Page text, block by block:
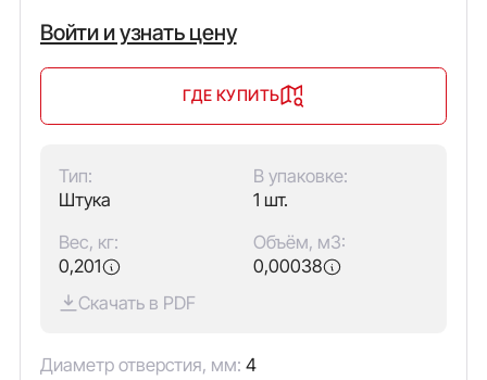
Войти и узнать цену
ГДЕ КУПИТЬ
Тип:
Штука
В упаковке:
1 шт.
Вес, кг:
0,201
Объём, м3:
0,00038
Скачать в PDF
Диаметр отверстия, мм: 4